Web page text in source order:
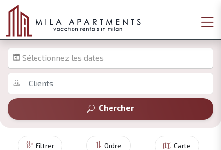
Sélectionnez les dates
Chercher
Filtrer Ordre Carte